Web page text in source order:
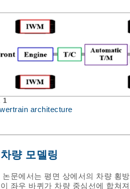
1
architecture
량 모델링
논문에서는 평면 상에서의 차량 횡
좌우 바퀴가 차량 중심선에 합쳐